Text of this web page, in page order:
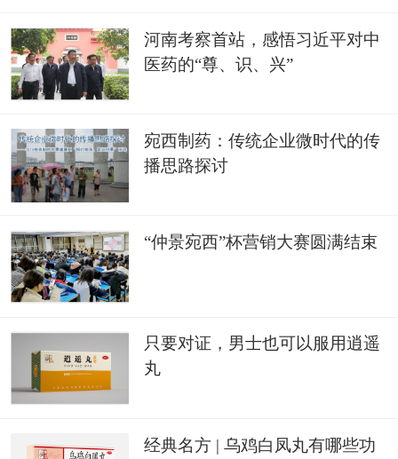
河南考察首站，感悟习近平对中
医药的“尊、识、兴”
宛西制药：传统企业微时代的传
播思路探讨
“仲景宛西”杯营销大赛圆满结束
只要对证，男士也可以服用逍遥
丸
经典名方 | 乌鸡白凤丸有哪些功